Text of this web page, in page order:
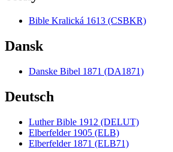
Bible Kralická 1613 (CSBKR)
Dansk
Danske Bibel 1871 (DA1871)
Deutsch
Luther Bible 1912 (DELUT)
Elberfelder 1905 (ELB)
Elberfelder 1871 (ELB71)